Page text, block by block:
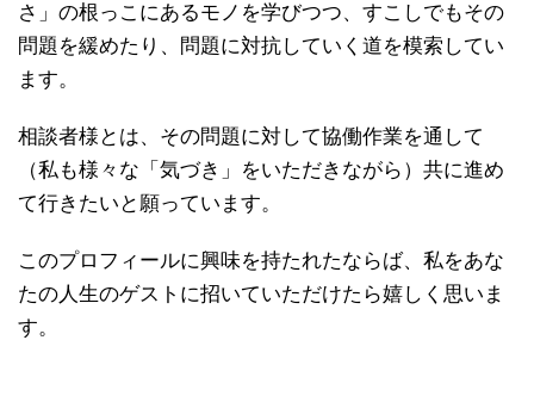
さ」の根っこにあるモノを学びつつ、すこしでもその
問題を緩めたり、問題に対抗していく道を模索してい
ます。
相談者様とは、その問題に対して協働作業を通して
（私も様々な「気づき」をいただきながら）共に進め
て行きたいと願っています。
このプロフィールに興味を持たれたならば、私をあな
たの人生のゲストに招いていただけたら嬉しく思いま
す。